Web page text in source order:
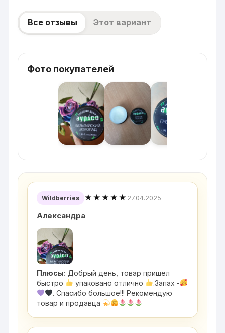
Все отзывы Этот вариант
Фото покупателей
Wildberries ★★★★★ 27.04.2025
Александра
Плюсы: Добрый день, товар пришел
быстро
упаковано отлично
.Запах -
. Спасибо большое!!! Рекомендую
товар и продавца